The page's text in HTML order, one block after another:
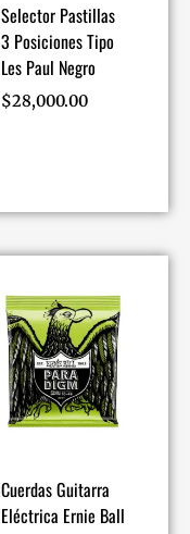
Selector Pastillas
3 Posiciones Tipo
Les Paul Negro
$28,000.00
Cuerdas Guitarra
Eléctrica Ernie Ball